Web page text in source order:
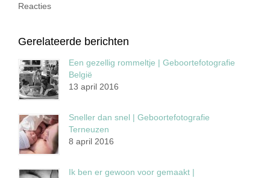
Reacties
Gerelateerde berichten
Een gezellig rommeltje | Geboortefotografie
België
13 april 2016
Sneller dan snel | Geboortefotografie
Terneuzen
8 april 2016
Ik ben er gewoon voor gemaakt |